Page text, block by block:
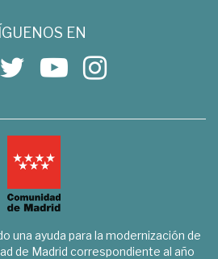
EN
una ayuda para la modernización de
de Madrid correspondiente al año